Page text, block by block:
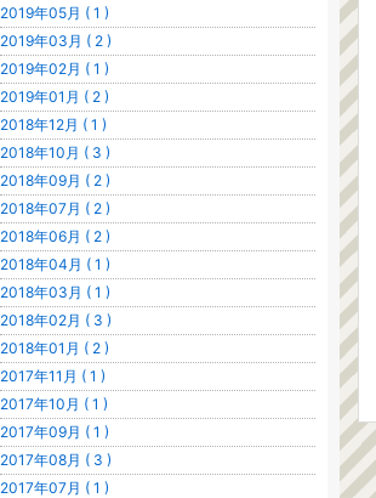
2019年05月 ( 1 )
2019年03月 ( 2 )
2019年02月 ( 1 )
2019年01月 ( 2 )
2018年12月 ( 1 )
2018年10月 ( 3 )
2018年09月 ( 2 )
2018年07月 ( 2 )
2018年06月 ( 2 )
2018年04月 ( 1 )
2018年03月 ( 1 )
2018年02月 ( 3 )
2018年01月 ( 2 )
2017年11月 ( 1 )
2017年10月 ( 1 )
2017年09月 ( 1 )
2017年08月 ( 3 )
2017年07月 ( 1 )